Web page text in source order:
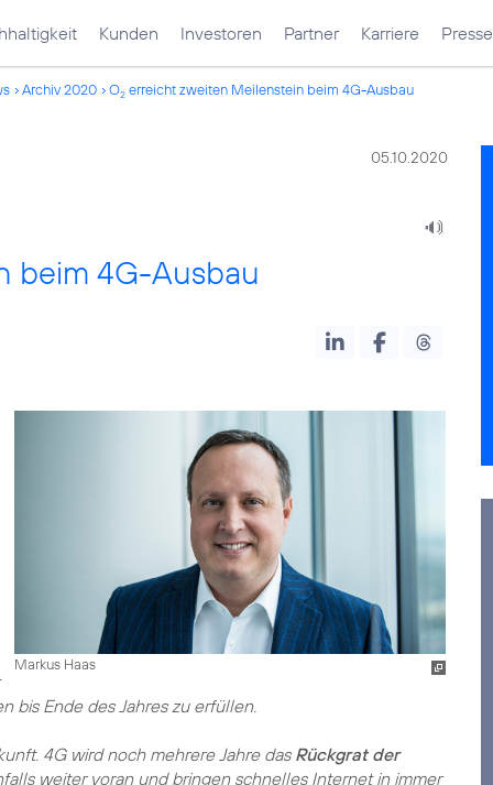
Kunden Investoren Partner Karriere Presse
Archiv 2020 O2 erreicht zweiten Meilenstein beim 4G-Ausbau
05.10.2020
beim 4G-Ausbau
Markus Haas
bis Ende des Jahres zu erfüllen.
4G wird noch mehrere Jahre das Rückgrat der
weiter voran und bringen schnelles Internet in immer